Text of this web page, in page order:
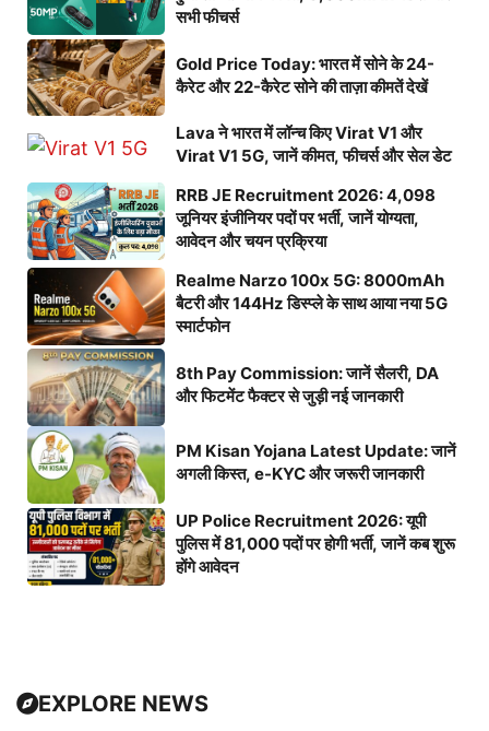
सभी फीचर्स
Gold Price Today: भारत में सोने के 24-
कैरेट और 22-कैरेट सोने की ताज़ा कीमतें देखें
Lava ने भारत में लॉन्च किए Virat V1 और
Virat V1 5G, जानें कीमत, फीचर्स और सेल डेट
RRB JE Recruitment 2026: 4,098
जूनियर इंजीनियर पदों पर भर्ती, जानें योग्यता,
आवेदन और चयन प्रक्रिया
Realme Narzo 100x 5G: 8000mAh
बैटरी और 144Hz डिस्प्ले के साथ आया नया 5G
स्मार्टफोन
8th Pay Commission: जानें सैलरी, DA
और फिटमेंट फैक्टर से जुड़ी नई जानकारी
PM Kisan Yojana Latest Update: जानें
अगली किस्त, e-KYC और जरूरी जानकारी
UP Police Recruitment 2026: यूपी
पुलिस में 81,000 पदों पर होगी भर्ती, जानें कब शुरू
होंगे आवेदन
EXPLORE NEWS